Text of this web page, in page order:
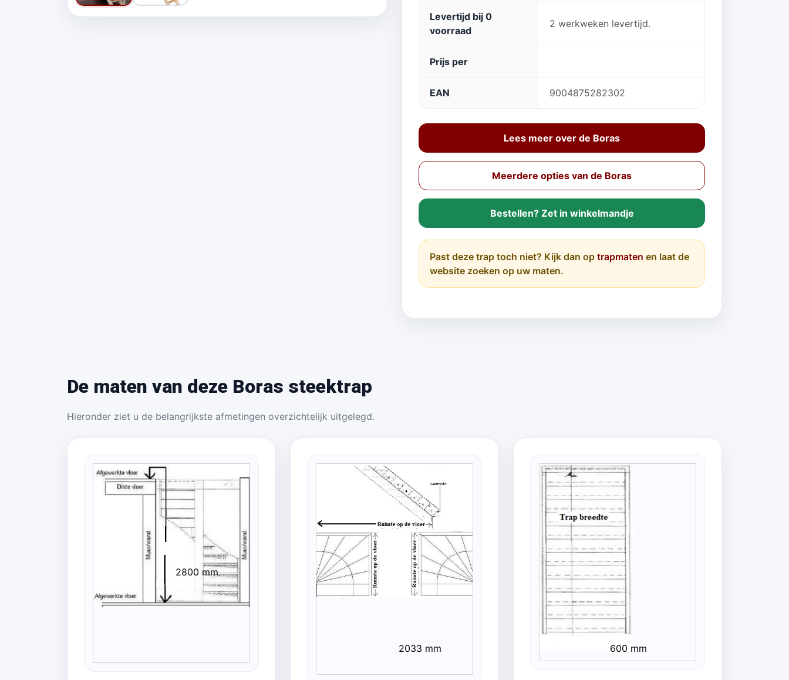
Levertijd bij 0
voorraad
2 werkweken levertijd.
Prijs per
EAN 9004875282302
Lees meer over de Boras
Meerdere opties van de Boras
Bestellen? Zet in winkelmandje
Past deze trap toch niet? Kijk dan op trapmaten en laat de
website zoeken op uw maten.
De maten van deze Boras steektrap
Hieronder ziet u de belangrijkste afmetingen overzichtelijk uitgelegd.
2800 mm
2033 mm 600 mm